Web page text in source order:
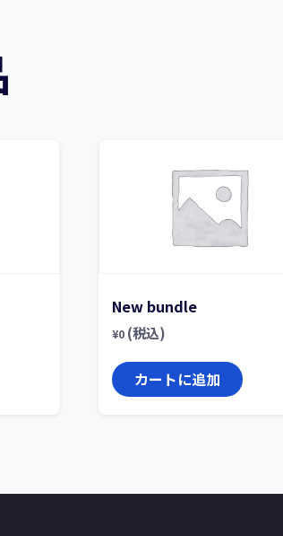
New bundle
¥0 (税込)
カートに追加